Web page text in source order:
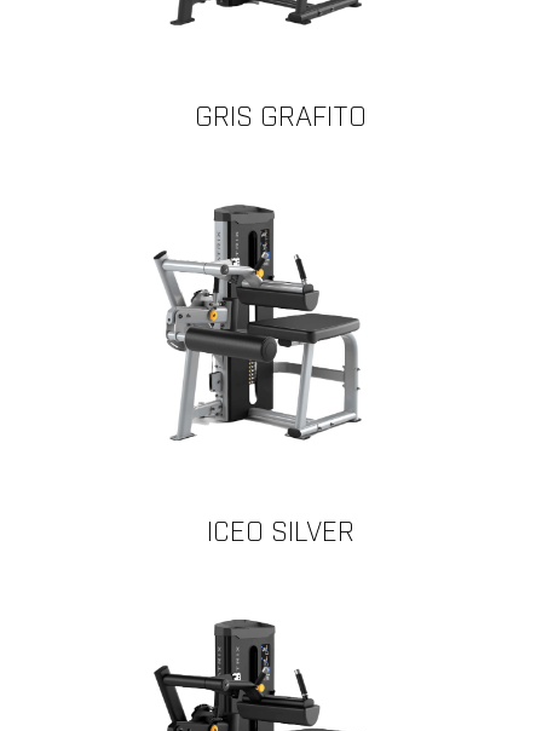
GRIS GRAFITO
ICEO SILVER